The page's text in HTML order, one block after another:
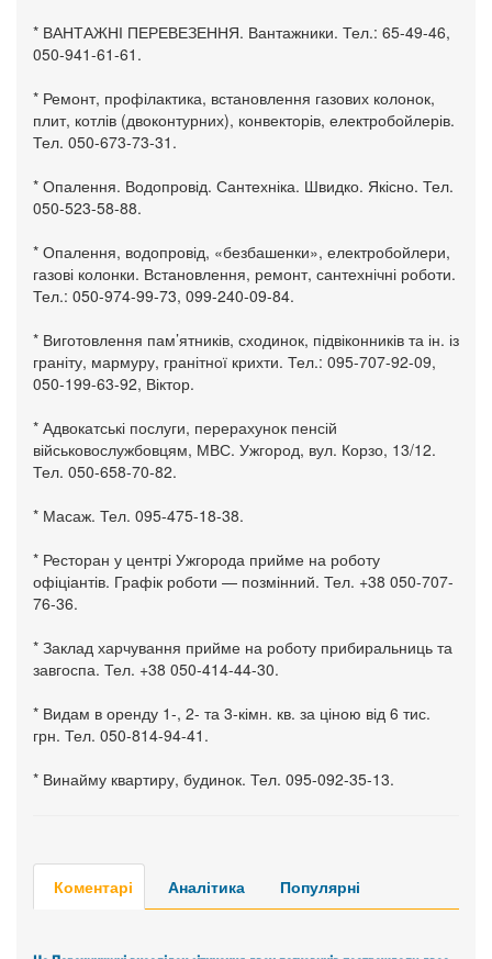
* ВАНТАЖНІ ПЕРЕВЕЗЕННЯ. Вантажники. Тел.: 65-49-46,
050-941-61-61.
* Ремонт, профілактика, встановлення газових колонок,
плит, котлів (двоконтурних), конвекторів, електробойлерів.
Тел. 050-673-73-31.
* Опалення. Водопровід. Сантехніка. Швидко. Якісно. Тел.
050-523-58-88.
* Опалення, водопровід, «безбашенки», електробойлери,
газові колонки. Встановлення, ремонт, сантехнічні роботи.
Тел.: 050-974-99-73, 099-240-09-84.
* Виготовлення пам’ятників, сходинок, підвіконників та ін. із
граніту, мармуру, гранітної крихти. Тел.: 095-707-92-09,
050-199-63-92, Віктор.
* Адвокатські послуги, перерахунок пенсій
військовослужбовцям, МВС. Ужгород, вул. Корзо, 13/12.
Тел. 050-658-70-82.
* Масаж. Тел. 095-475-18-38.
* Ресторан у центрі Ужгорода прийме на роботу
офіціантів. Графік роботи — позмінний. Тел. +38 050-707-
76-36.
* Заклад харчування прийме на роботу прибиральниць та
завгоспа. Тел. +38 050-414-44-30.
* Видам в оренду 1-, 2- та 3-кімн. кв. за ціною від 6 тис.
грн. Тел. 050-814-94-41.
* Винайму квартиру, будинок. Тел. 095-092-35-13.
Коментарі Аналітика Популярні